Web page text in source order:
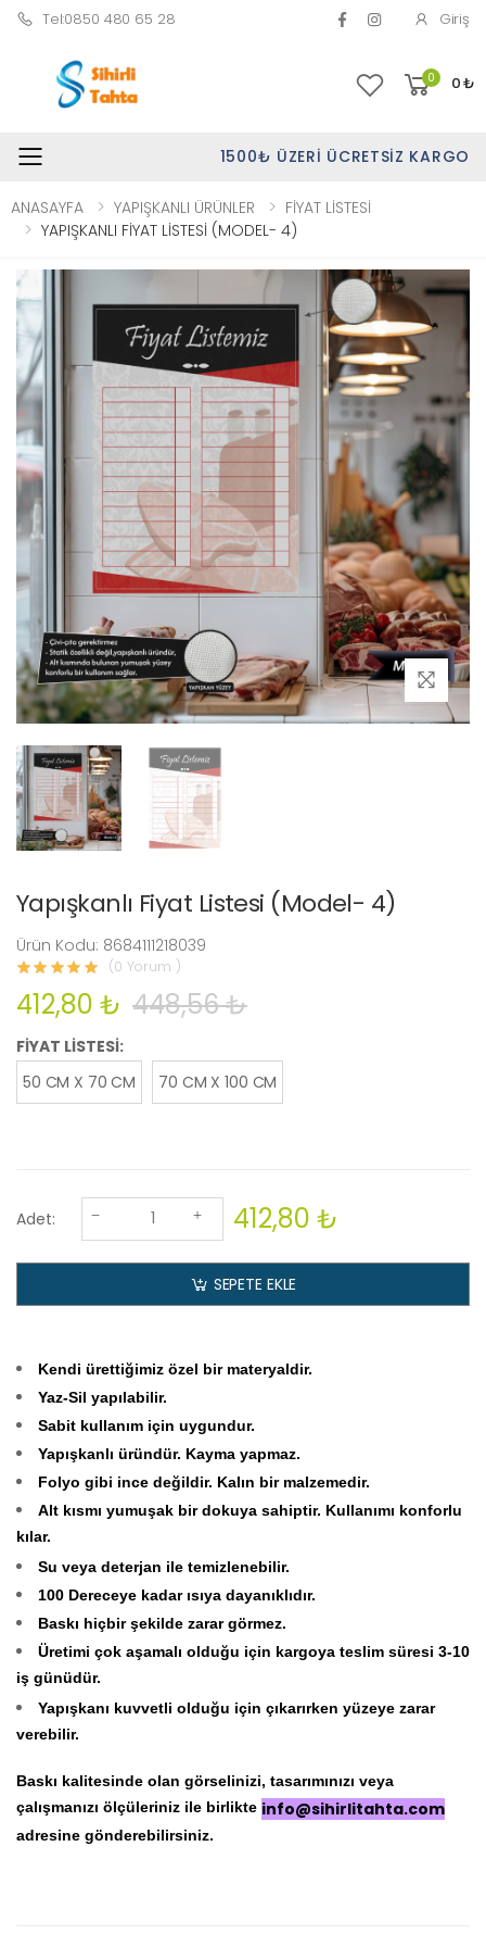
Tel:0850 480 65 28 Giriş
0 0₺
Toggle mobile menu1500₺ ÜZERI ÜCRETSIZ KARGO
ANASAYFA YAPIŞKANLI ÜRÜNLER
FİYAT LİSTESİ
YAPIŞKANLI FİYAT LİSTESİ (MODEL- 4)
Yapışkanlı Fiyat Listesi (Model- 4)
Ürün Kodu: 8684111218039
(0 Yorum )
412,80 ₺ 448,56 ₺
FİYAT LİSTESİ:
50 CM X 70 CM
70 CM X 100 CM
Adet: 412,80 ₺
SEPETE EKLE
Kendi ürettiğimiz özel bir materyaldir.
Yaz-Sil yapılabilir.
Sabit kullanım için uygundur.
Yapışkanlı üründür. Kayma yapmaz.
Folyo gibi ince değildir. Kalın bir malzemedir.
Alt kısmı yumuşak bir dokuya sahiptir. Kullanımı konforlu
kılar.
Su veya deterjan ile temizlenebilir.
100 Dereceye kadar ısıya dayanıklıdır.
Baskı hiçbir şekilde zarar görmez.
Üretimi çok aşamalı olduğu için kargoya teslim süresi 3-10
iş günüdür.
Yapışkanı kuvvetli olduğu için çıkarırken yüzeye zarar
verebilir.
Baskı kalitesinde olan görselinizi, tasarımınızı veya
çalışmanızı ölçüleriniz ile birlikte info@sihirlitahta.com
adresine gönderebilirsiniz.